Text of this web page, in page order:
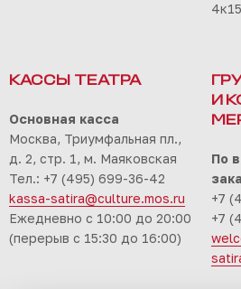
КАССЫ ТЕАТРА
Основная касса
Москва, Триумфальная пл.,
д. 2, стр. 1, м. Маяковская
Тел.: +7 (495) 699-36-42
kassa-satira@culture.mos.ru
Ежедневно с 10:00 до 20:00
(перерыв с 15:30 до 16:00)
И
По
+7
+7